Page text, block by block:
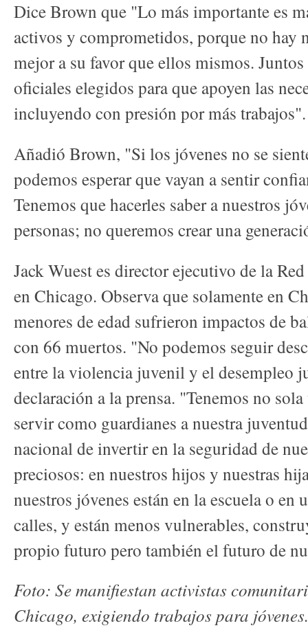
Dice Brown que "Lo más importante es
activos y comprometidos, porque no hay
mejor a su favor que ellos mismos.
oficiales elegidos para que apoyen las
incluyendo con presión por más trabajos".
Añadió Brown, "Si los jóvenes no se
podemos esperar que vayan a sentir
Tenemos que hacerles saber a nuestros
personas; no queremos crear una
Jack Wuest es director ejecutivo de la
en Chicago. Observa que solamente en
menores de edad sufrieron impactos de
con 66 muertos. "No podemos seguir
entre la violencia juvenil y el desempleo
declaración a la prensa. "Tenemos no
servir como guardianes a nuestra
nacional de invertir en la seguridad de
preciosos: en nuestros hijos y nuestras
nuestros jóvenes están en la escuela o en
calles, y están menos vulnerables,
propio futuro pero también el futuro de
Foto: Se manifiestan activistas
Chicago, exigiendo trabajos para